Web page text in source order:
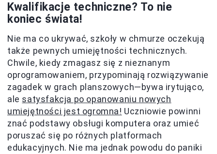
Kwalifikacje techniczne? To nie
koniec świata!
Nie ma co ukrywać, szkoły w chmurze oczekują
także pewnych umiejętności technicznych.
Chwile, kiedy zmagasz się z nieznanym
oprogramowaniem, przypominają rozwiązywanie
zagadek w grach planszowych—bywa irytująco,
ale satysfakcja po opanowaniu nowych
umiejętności jest ogromna! Uczniowie powinni
znać podstawy obsługi komputera oraz umieć
poruszać się po różnych platformach
edukacyjnych. Nie ma jednak powodu do paniki